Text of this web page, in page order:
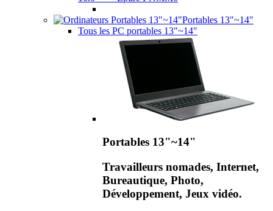
Portables 13"~14"
Tous les PC portables 13"~14"
Portables 13"~14"
Travailleurs nomades, Internet,
Bureautique, Photo,
Développement, Jeux vidéo.